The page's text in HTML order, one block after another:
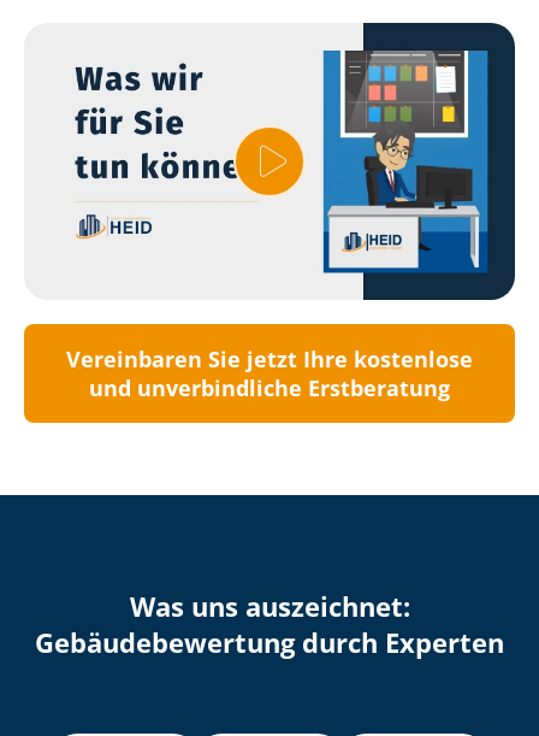
Vereinbaren Sie jetzt Ihre kostenlose
und unverbindliche Erstberatung
Was uns auszeichnet:
Ge­bäu­de­be­wer­tung durch Experten